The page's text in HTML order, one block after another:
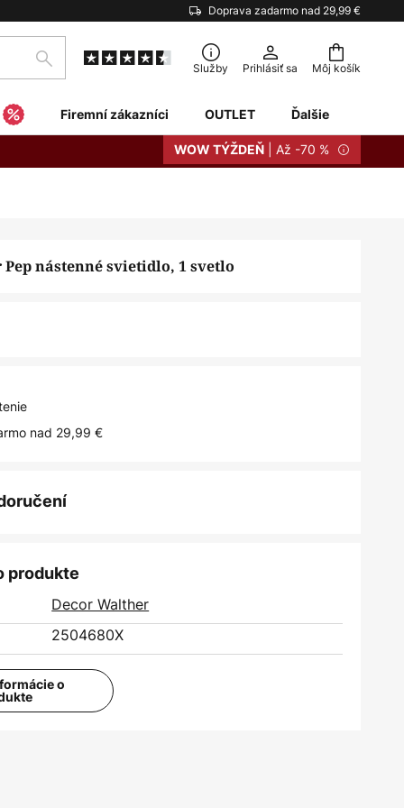
Doprava zadarmo nad 29,99 €
Môj košík
Hľadať Služby Prihlásiť sa
Firemní zákazníci OUTLET Ďalšie
WOW TÝŽDEŇ | Až -70 %
nástenné svietidlo, 1 svetlo
nad 29,99 €
produkte
Decor Walther
2504680X
o